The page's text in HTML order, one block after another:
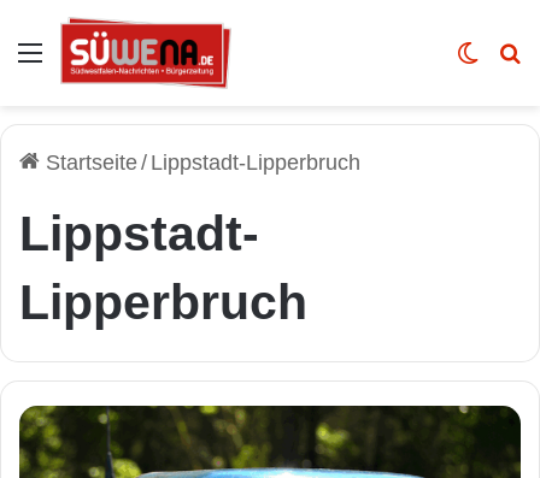
Auswahl Skin
Startseite/ Lippstadt-Lipperbruch
Lippstadt-
Lipperbruch